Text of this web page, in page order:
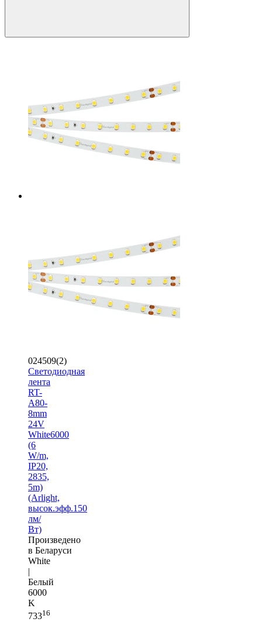
024509(2)
Светодиодная
лента
RT-
A80-
8mm
24V
White6000
(6
W/m,
IP20,
2835,
5m)
(Arlight,
высок.эфф.150
лм/
Вт)
Произведено
в Беларуси
White
|
Белый
6000
K
73316